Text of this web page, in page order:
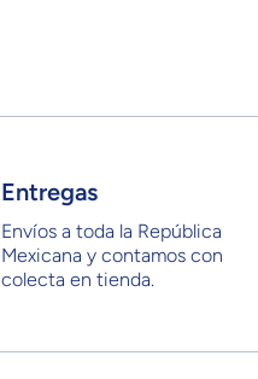
Entregas
Envíos a toda la República
Mexicana y contamos con
colecta en tienda.